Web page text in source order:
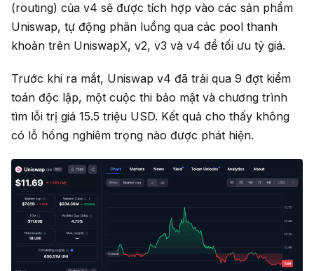
(routing) của v4 sẽ được tích hợp vào các sản phẩm
Uniswap, tự động phân luồng qua các pool thanh
khoản trên UniswapX, v2, v3 và v4 để tối ưu tỷ giá.
Trước khi ra mắt, Uniswap v4 đã trải qua 9 đợt kiểm
toán độc lập, một cuộc thi bảo mật và chương trình
tìm lỗi trị giá 15.5 triệu USD. Kết quả cho thấy không
có lỗ hổng nghiêm trọng nào được phát hiện.